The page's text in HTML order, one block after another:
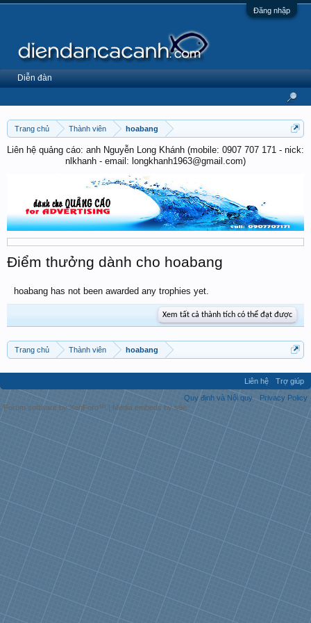
Đăng nhập
Trang chủ Thành viên hoabang
Liên hệ quảng cáo: anh Nguyễn Long Khánh (mobile: 0907 707 171 - nick:
nlkhanh - email: longkhanh1963@gmail.com)
Điểm thưởng dành cho hoabang
hoabang has not been awarded any trophies yet.
Xem tất cả thành tích có thể đạt được
Trang chủ Thành viên hoabang
Diễn đàn
Liên hệ
Trợ giúp
Quy định và Nội quy
Privacy Policy
Forum software by XenForo™ | Media embeds by s9e